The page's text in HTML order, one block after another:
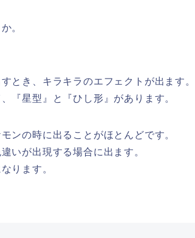
。
とき、キラキラのエフェクトが出ます。
『星型』と『ひし形』があります。
ンの時に出ることがほとんどです。
いが出現する場合に出ます。
ります。